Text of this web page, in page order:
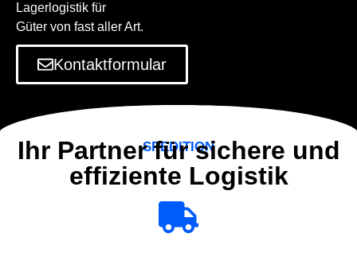
Lagerlogistik für
Güter von fast aller Art.
Kontaktformular
SPEDITION
Ihr Partner für sichere und
effiziente Logistik